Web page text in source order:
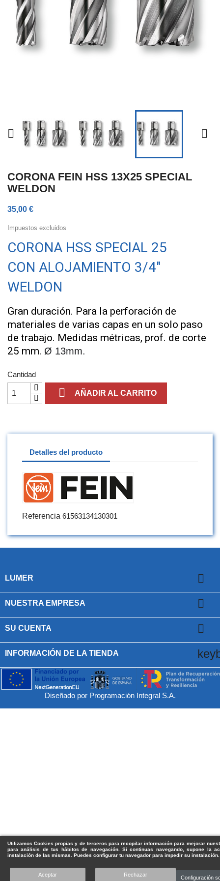
Utilizamos Cookies propias y de terceros para recopilar información para mejorar
para análisis de tus hábitos de navegación. Si continuas navegando, supone la
instalación de las mismas. Puedes configurar tu navegador para impedir su instalación.
Aceptar Rechazar Configuración
 
CORONA FEIN HSS 13X25 SPECIAL
WELDON
35,00 €
Impuestos excluidos
CORONA HSS SPECIAL 25
CON ALOJAMIENTO 3/4"
WELDON
Gran duración. Para la perforación de
materiales de varias capas en un solo paso
de trabajo. Medidas métricas, prof. de corte
25 mm. Ø 13mm.
Cantidad
 AÑADIR AL CARRITO
Detalles del producto
Referencia 61563134130301
LUMER 
NUESTRA EMPRESA 
SU CUENTA 
INFORMACIÓN DE LA TIENDA
Diseñado por Programación Integral S.A.